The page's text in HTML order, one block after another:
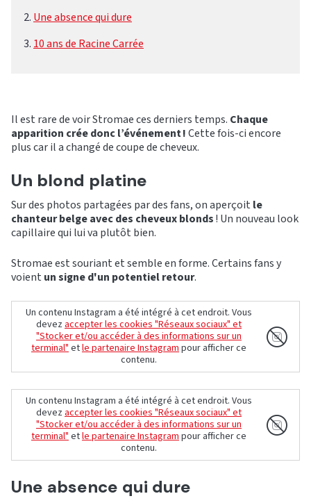
Une absence qui dure
10 ans de Racine Carrée
Il est rare de voir Stromae ces derniers temps. Chaque
apparition crée donc l’événement !Cette fois-ci encore
plus car il a changé de coupe de cheveux.
Un blond platine
Sur des photos partagées par des fans, on aperçoit le
chanteur belge avec des cheveuxblonds! Un nouveau look
capillaire qui lui va plutôt bien.
Stromae est souriant et semble en forme. Certains fans y
voient un signe d'un potentiel retour.
Un contenu Instagram a été intégré à cet endroit. Vous
devezaccepter les cookies "Réseaux sociaux" et
"Stocker et/ou accéder à des informations sur un
terminal"etle partenaire Instagrampour afficher ce
contenu.
Un contenu Instagram a été intégré à cet endroit. Vous
devezaccepter les cookies "Réseaux sociaux" et
"Stocker et/ou accéder à des informations sur un
terminal"etle partenaire Instagrampour afficher ce
contenu.
Une absence qui dure